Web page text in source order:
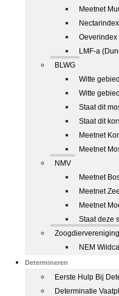
Meetnet
Nectarindex
Oeverindex
LMF-a
BLWG
Witte
Witte
Staat dit
Staat dit
Meetnet
Meetnet
NMV
Meetnet
Meetnet
Meetnet
Staat deze
Zoogdiervereniging
NEM
Determineren
Eerste Hulp Bij
Determinatie